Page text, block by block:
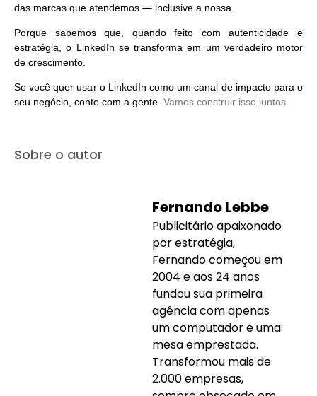
das marcas que atendemos — inclusive a nossa.
Porque sabemos que, quando feito com autenticidade e
estratégia, o LinkedIn se transforma em um verdadeiro motor
de crescimento.
Se você quer usar o LinkedIn como um canal de impacto para o
seu negócio, conte com a gente. Vamos construir isso juntos.
Sobre o autor
Fernando Lebbe
Publicitário apaixonado
por estratégia,
Fernando começou em
2004 e aos 24 anos
fundou sua primeira
agência com apenas
um computador e uma
mesa emprestada.
Transformou mais de
2.000 empresas,